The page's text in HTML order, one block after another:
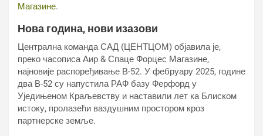
Магазине.
Нова година, нови изазови
Централна команда САД (ЦЕНТЦОМ) објавила је,
преко часописа Аир & Спаце Форцес Магазине,
најновије распоређивање В-52. У фебруару 2025, године
два В-52 су напустила РАФ базу Ферфорд у
Уједињеном Краљевству и наставили лет ка Блиском
истоку, пролазећи ваздушним простором кроз
партнерске земље.